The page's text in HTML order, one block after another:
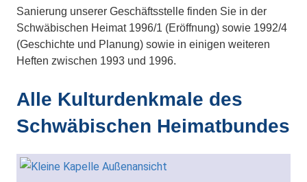
Sanierung unserer Geschäftsstelle finden Sie in der
Schwäbischen Heimat 1996/1 (Eröffnung) sowie 1992/4
(Geschichte und Planung) sowie in einigen weiteren
Heften zwischen 1993 und 1996.
Alle Kulturdenkmale des
Schwäbischen Heimatbundes